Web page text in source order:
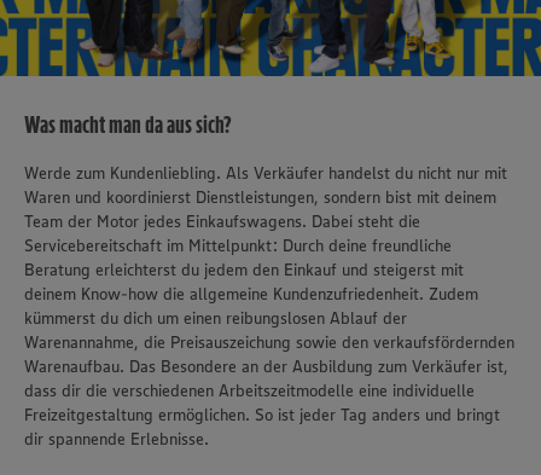
Was macht man da aus sich?
Werde zum Kundenliebling. Als Verkäufer handelst du nicht nur mit
Waren und koordinierst Dienstleistungen, sondern bist mit deinem
Team der Motor jedes Einkaufswagens. Dabei steht die
Servicebereitschaft im Mittelpunkt: Durch deine freundliche
Beratung erleichterst du jedem den Einkauf und steigerst mit
deinem Know-how die allgemeine Kundenzufriedenheit. Zudem
kümmerst du dich um einen reibungslosen Ablauf der
Warenannahme, die Preisauszeichung sowie den verkaufsfördernden
Warenaufbau. Das Besondere an der Ausbildung zum Verkäufer ist,
dass dir die verschiedenen Arbeitszeitmodelle eine individuelle
Freizeitgestaltung ermöglichen. So ist jeder Tag anders und bringt
dir spannende Erlebnisse.